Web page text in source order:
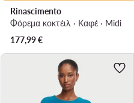
Rinascimento
Φόρεμα κοκτέιλ · Καφέ · Midi
177,99€